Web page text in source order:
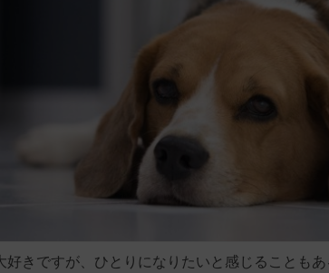
好きですが、ひとりになりたいと感じることも